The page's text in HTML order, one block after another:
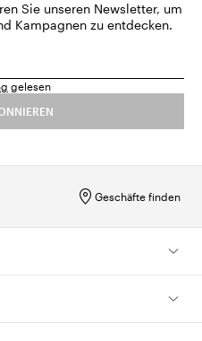
Sie unseren Newsletter, um
Kampagnen zu entdecken.
gelesen
Geschäfte finden